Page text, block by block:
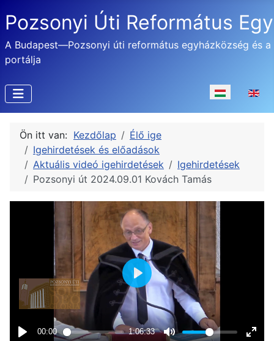
Pozsonyi Úti Református
A Budapest—Pozsonyi úti református egyházközség és a
portálja
Válasszon
Ön itt van: Kezdőlap
Élő ige
Igehirdetések és előadások
Aktuális videó igehirdetések
Igehirdetések
Pozsonyi út 2024.09.01 Kovách Tamás